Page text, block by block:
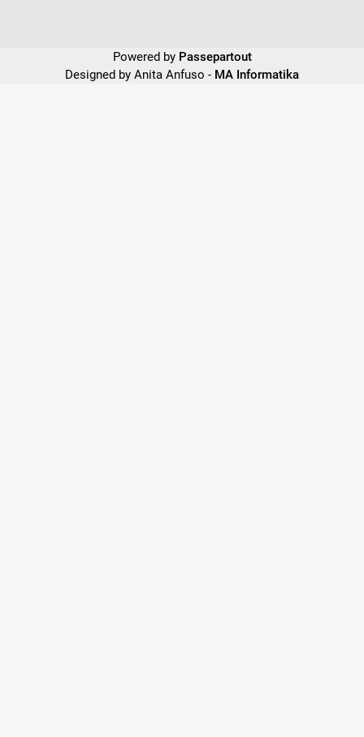
Powered by Passepartout
Designed by Anita Anfuso - MA Informatika